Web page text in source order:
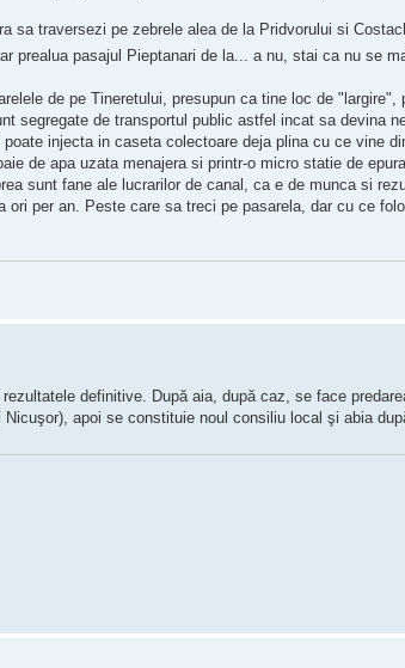
sa traversezi pe zebrele alea de la Pridvorului si
prealua pasajul Pieptanari de la... a nu, stai ca nu se
de pe Tineretului, presupun ca tine loc de
segregate de transportul public astfel incat sa devina
injecta in caseta colectoare deja plina cu ce vine
de apa uzata menajera si printr-o micro statie de
sunt fane ale lucrarilor de canal, ca e de munca si
ori per an. Peste care sa treci pe pasarela, dar cu ce
definitive. După aia, după caz, se face
apoi se constituie noul consiliu local şi abia